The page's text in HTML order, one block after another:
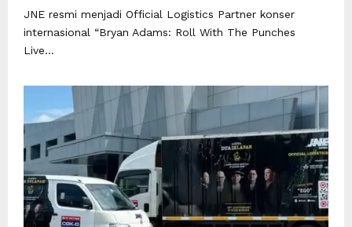
JNE resmi menjadi Official Logistics Partner konser
internasional “Bryan Adams: Roll With The Punches
Live...